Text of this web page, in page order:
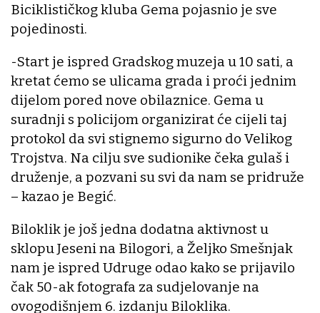
Biciklističkog kluba Gema pojasnio je sve
pojedinosti.
-Start je ispred Gradskog muzeja u 10 sati, a
kretat ćemo se ulicama grada i proći jednim
dijelom pored nove obilaznice. Gema u
suradnji s policijom organizirat će cijeli taj
protokol da svi stignemo sigurno do Velikog
Trojstva. Na cilju sve sudionike čeka gulaš i
druženje, a pozvani su svi da nam se pridruže
– kazao je Begić.
Biloklik je još jedna dodatna aktivnost u
sklopu Jeseni na Bilogori, a Željko Smešnjak
nam je ispred Udruge odao kako se prijavilo
čak 50-ak fotografa za sudjelovanje na
ovogodišnjem 6. izdanju Biloklika.